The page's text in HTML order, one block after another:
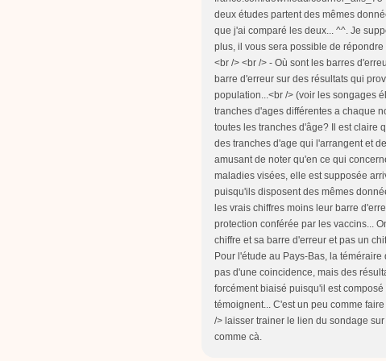
deux études partent des mêmes
que j'ai comparé les deux... ^^. Je
plus, il vous sera possible de
<br /> <br /> - Où sont les barres
barre d'erreur sur des résultats qui
population...<br /> (voir les songages
tranches d'ages différentes a chaque
toutes les tranches d'âge? Il est claire
des tranches d'age qui l'arrangent et
amusant de noter qu'en ce qui
maladies visées, elle est supposée
puisqu'ils disposent des mêmes
les vrais chiffres moins leur barre
protection conférée par les vaccins...
chiffre et sa barre d'erreur et pas un
Pour l'étude au Pays-Bas, la
pas d'une coincidence, mais des
forcément biaisé puisqu'il est
témoignent... C'est un peu comme
/> laisser trainer le lien du sondage
comme cà.